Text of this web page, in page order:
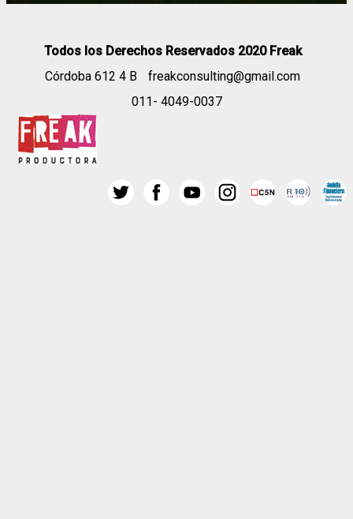
Todos los Derechos Reservados 2020 Freak
Córdoba 612 4 B
freakconsulting@gmail.com
011- 4049-0037